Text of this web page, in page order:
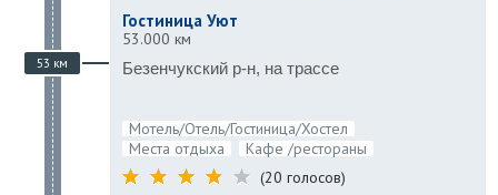
53 км
Гостиница Уют
53.000 км
Безенчукский р-н, на трассе
Подробнее ...
Мотель/Отель/Гостиница/Хостел
Места отдыха
Кафе /рестораны
(20 голосов)